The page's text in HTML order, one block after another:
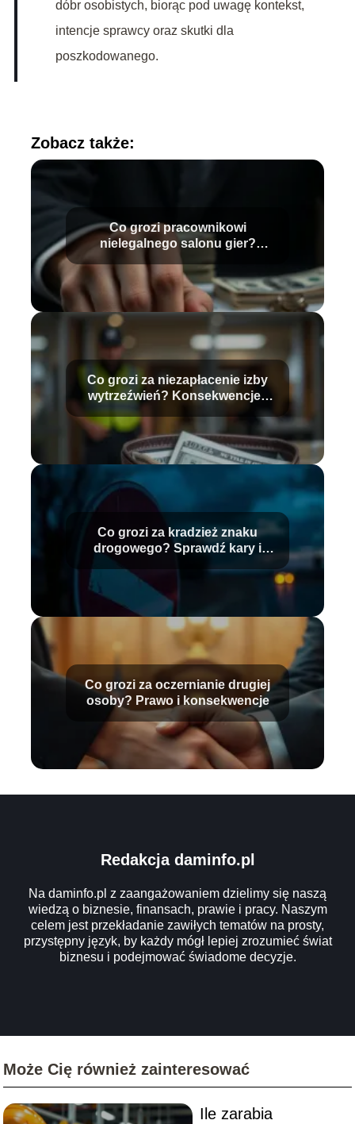
dóbr osobistych, biorąc pod uwagę kontekst,
intencje sprawcy oraz skutki dla
poszkodowanego.
Zobacz także:
Co grozi pracownikowi
nielegalnego salonu gier?
Sprawdź konsekwencje
Co grozi za niezapłacenie izby
wytrzeźwień? Konsekwencje i
Co grozi za kradzież znaku
drogowego? Sprawdź kary i
Co grozi za oczernianie drugiej
osoby? Prawo i konsekwencje
Redakcja daminfo.pl
Na daminfo.pl z zaangażowaniem dzielimy się naszą
wiedzą o biznesie, finansach, prawie i pracy. Naszym
celem jest przekładanie zawiłych tematów na prosty,
przystępny język, by każdy mógł lepiej zrozumieć świat
biznesu i podejmować świadome decyzje.
Może Cię również zainteresować
Ile zarabia